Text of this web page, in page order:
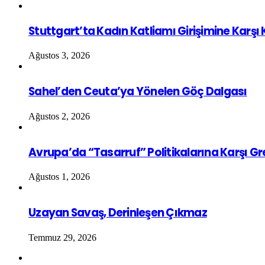
Stuttgart’ta Kadın Katliamı Girişimine Karşı
Ağustos 3, 2026
Sahel’den Ceuta’ya Yönelen Göç Dalgası
Ağustos 2, 2026
Avrupa’da “Tasarruf” Politikalarına Karşı
Ağustos 1, 2026
Uzayan Savaş, Derinleşen Çıkmaz
Temmuz 29, 2026